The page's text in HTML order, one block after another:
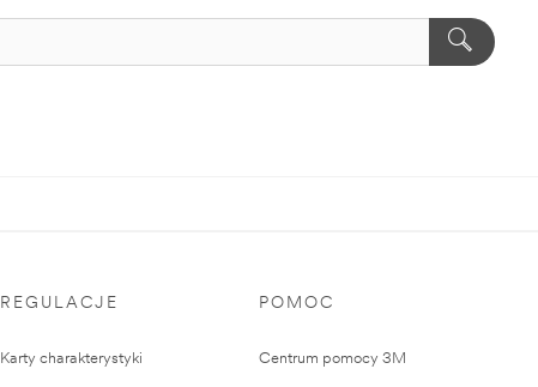
REGULACJE
Karty charakterystyki
POMOC
Centrum pomocy 3M